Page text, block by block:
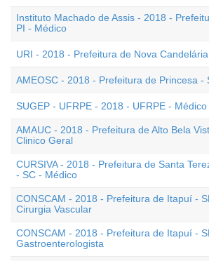
Instituto Machado de Assis - 2018 -
PI - Médico
URI - 2018 - Prefeitura de Nova
AMEOSC - 2018 - Prefeitura de Princesa -
SUGEP - UFRPE - 2018 - UFRPE -
AMAUC - 2018 - Prefeitura de Alto Bela
Clinico Geral
CURSIVA - 2018 - Prefeitura de Santa
- SC - Médico
CONSCAM - 2018 - Prefeitura de Itapuí -
Cirurgia Vascular
CONSCAM - 2018 - Prefeitura de Itapuí -
Gastroenterologista